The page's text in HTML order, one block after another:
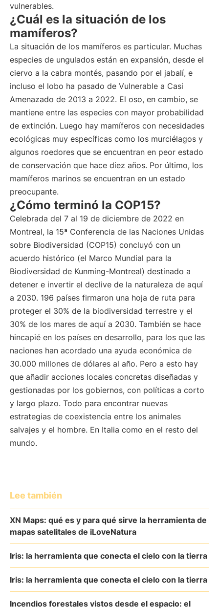
vulnerables.
¿Cuál es la situación de los
mamíferos?
La situación de los mamíferos es particular. Muchas
especies de ungulados están en expansión, desde el
ciervo a la cabra montés, pasando por el jabalí, e
incluso el lobo ha pasado de Vulnerable a Casi
Amenazado de 2013 a 2022. El oso, en cambio, se
mantiene entre las especies con mayor probabilidad
de extinción. Luego hay mamíferos con necesidades
ecológicas muy específicas como los murciélagos y
algunos roedores que se encuentran en peor estado
de conservación que hace diez años. Por último, los
mamíferos marinos se encuentran en un estado
preocupante.
¿Cómo terminó la COP15?
Celebrada del 7 al 19 de diciembre de 2022 en
Montreal, la 15ª Conferencia de las Naciones Unidas
sobre Biodiversidad (COP15) concluyó con un
acuerdo histórico (el Marco Mundial para la
Biodiversidad de Kunming-Montreal) destinado a
detener e invertir el declive de la naturaleza de aquí
a 2030. 196 países firmaron una hoja de ruta para
proteger el 30% de la biodiversidad terrestre y el
30% de los mares de aquí a 2030. También se hace
hincapié en los países en desarrollo, para los que las
naciones han acordado una ayuda económica de
30.000 millones de dólares al año. Pero a esto hay
que añadir acciones locales concretas diseñadas y
gestionadas por los gobiernos, con políticas a corto
y largo plazo. Todo para encontrar nuevas
estrategias de coexistencia entre los animales
salvajes y el hombre. En Italia como en el resto del
mundo.
Lee también
XN Maps: qué es y para qué sirve la herramienta de
mapas satelitales de iLoveNatura
Iris: la herramienta que conecta el cielo con la tierra
Iris: la herramienta que conecta el cielo con la tierra
Incendios forestales vistos desde el espacio: el